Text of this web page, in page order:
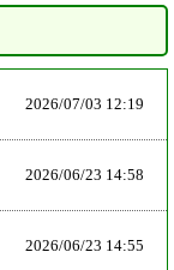
2026/07/03 12:19
2026/06/23 14:58
2026/06/23 14:55